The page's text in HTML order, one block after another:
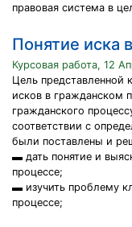
правовая система в
Понятие иска
Курсовая работа, 12
Цель представленной
исков в гражданском
гражданского
соответствии с
были поставлены и
▬ дать понятие и
процессе;
▬ изучить проблему
процессе;